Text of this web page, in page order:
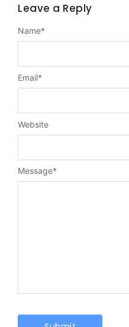
Leave a Reply
Message*
Name*
Email*
Website